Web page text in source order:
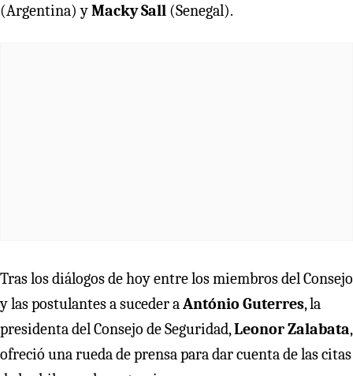
(Argentina) yMacky Sall (Senegal).
Tras los diálogos de hoy entre los miembros del Consejo
y las postulantes a suceder aAntónio Guterres, la
presidenta del Consejo de Seguridad,Leonor Zalabata,
ofreció una rueda de prensa para dar cuenta de las citas